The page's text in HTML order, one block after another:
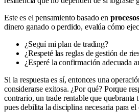
Este es el pensamiento basado en procesos
dinero ganado o perdido, evalúa cómo
¿Seguí mi plan de trading?
¿Respeté las reglas de gestión de
¿Esperé la confirmación adecuada
Si la respuesta es sí, entonces una
considerarse exitosa. ¿Por qué? Porque
contrario, un trade rentable que quebranta
pues debilita la disciplina necesaria para